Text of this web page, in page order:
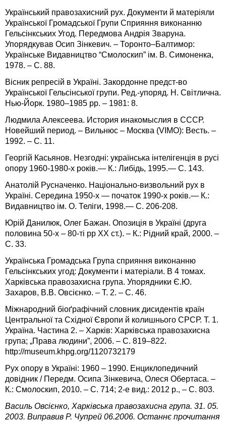
Український правозахисний рух. Документи й матеріяли
Української Громадської Групи Сприяння виконанню
Гельсінкських Угод. Передмова Андрія Зваруна.
Упорядкував Осип Зінкевич. – Торонто–Балтимор:
Українське Видавництво “Смолоскип” ім. В. Симоненка,
1978. – С. 88.
Вісник репресій в Україні. Закордонне предст-во
Української Гельсінської групи. Ред.-упоряд. Н. Світлична.
Нью-Йорк. 1980–1985 рр. – 1981: 8.
Людмила Алексеева. История инакомыслия в СССР.
Новейший период. – Вильнюс – Москва (VIMO): Весть. –
1992. – С. 11.
Георгій Касьянов. Незгодні: українська інтелігенція в русі
опору 1960-1980-х років.— К.: Либідь, 1995.— С. 143.
Анатолій Русначенко. Національно-визвольний рух в
Україні. Середина 1950-х — початок 1990-х років.— К.:
Видавництво ім. О. Теліги, 1998.— С. 206-208.
Юрій Данилюк, Олег Бажан. Опозиція в Україні (друга
половина 50-х – 80-ті рр ХХ ст.). – К.: Рідний край, 2000. –
С. 33.
Українська Громадська Група сприяння виконанню
Гельсінкських угод: Документи і матеріали. В 4 томах.
Харківська правозахисна група. Упорядники Є.Ю.
Захаров, В.В. Овсієнко. – Т. 2. – С. 46.
Міжнародний біоґрафічний словник дисидентів країн
Центральної та Східної Європи й колишнього СРСР. Т. 1.
Україна. Частина 2. – Харків: Харківська правозахисна
група; „Права людини”, 2006. – C. 819–822.
http://museum.khpg.org/1120732179
Рух опору в Україні: 1960 – 1990. Енциклопедичний
довідник / Передм. Осипа Зінкевича, Олеся Обертаса. –
К.: Смолоскип, 2010. – С. 714; 2-е вид.: 2012 р., – С. 803.
Василь Овсієнко, Харківська правозахисна група. 31. 05.
2003. Виправив Р. Чупрей 06.2006. Останнє прочитання